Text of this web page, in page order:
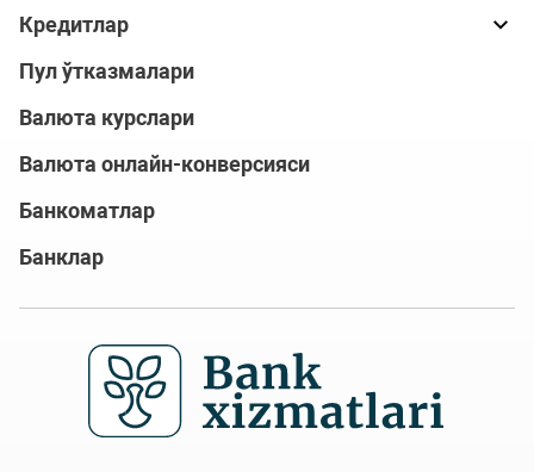
Кредитлар
Пул ўтказмалари
Валюта курслари
Валюта онлайн-конверсияси
Банкоматлар
Банклар